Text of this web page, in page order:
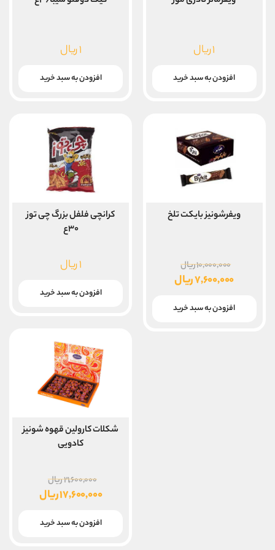
۱ریال
افزودن به سبد خرید
۱ریال
افزودن به سبد خرید
ویفرشونیز بایکت تلخ
۱۰,۰۰۰,۰۰۰ریال
اصلی
بود.
۷,۶۰۰,۰۰۰ریال
فعلی
افزودن به سبد خرید
کرانچی فلفل بزرگ چی توز
۳۰ع
۱ریال
افزودن به سبد خرید
شکلات کارولین قهوه شونیز
کادویی
۲۱,۶۰۰,۰۰۰ریال
اصلی
بود.
۱۷,۶۰۰,۰۰۰ریال
فعلی
افزودن به سبد خرید